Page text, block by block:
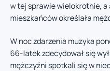
w tej sprawie wielokrotnie,
mieszkańców określała
W noc zdarzenia muzyka
66-latek zdecydował się
mężczyźni spotkali się w